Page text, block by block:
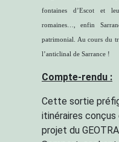
fontaines d’Escot et
romaines…, enfin
patrimonial. Au cours du
l’anticlinal de Sarrance !
Compte-rendu :
Cette sortie
itinéraires conçus
projet du